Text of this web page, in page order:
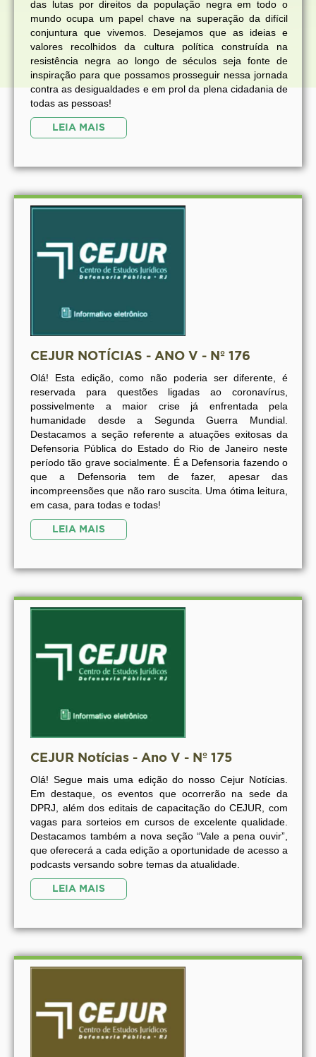
das lutas por direitos da população negra em todo o
mundo ocupa um papel chave na superação da difícil
conjuntura que vivemos. Desejamos que as ideias e
valores recolhidos da cultura política construída na
resistência negra ao longo de séculos seja fonte de
inspiração para que possamos prosseguir nessa jornada
contra as desigualdades e em prol da plena cidadania de
todas as pessoas!
LEIA MAIS
CEJUR NOTÍCIAS - ANO V - Nº 176
Olá! Esta edição, como não poderia ser diferente, é
reservada para questões ligadas ao coronavírus,
possivelmente a maior crise já enfrentada pela
humanidade desde a Segunda Guerra Mundial.
Destacamos a seção referente a atuações exitosas da
Defensoria Pública do Estado do Rio de Janeiro neste
período tão grave socialmente. É a Defensoria fazendo o
que a Defensoria tem de fazer, apesar das
incompreensões que não raro suscita. Uma ótima leitura,
em casa, para todas e todas!
LEIA MAIS
CEJUR Notícias - Ano V - Nº 175
Olá! Segue mais uma edição do nosso Cejur Notícias.
Em destaque, os eventos que ocorrerão na sede da
DPRJ, além dos editais de capacitação do CEJUR, com
vagas para sorteios em cursos de excelente qualidade.
Destacamos também a nova seção “Vale a pena ouvir”,
que oferecerá a cada edição a oportunidade de acesso a
podcasts versando sobre temas da atualidade.
LEIA MAIS